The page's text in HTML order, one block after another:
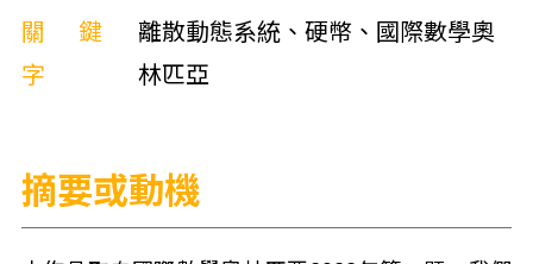
關鍵
字
離散動態系統、硬幣、國際數學奧
林匹亞
摘要或動機